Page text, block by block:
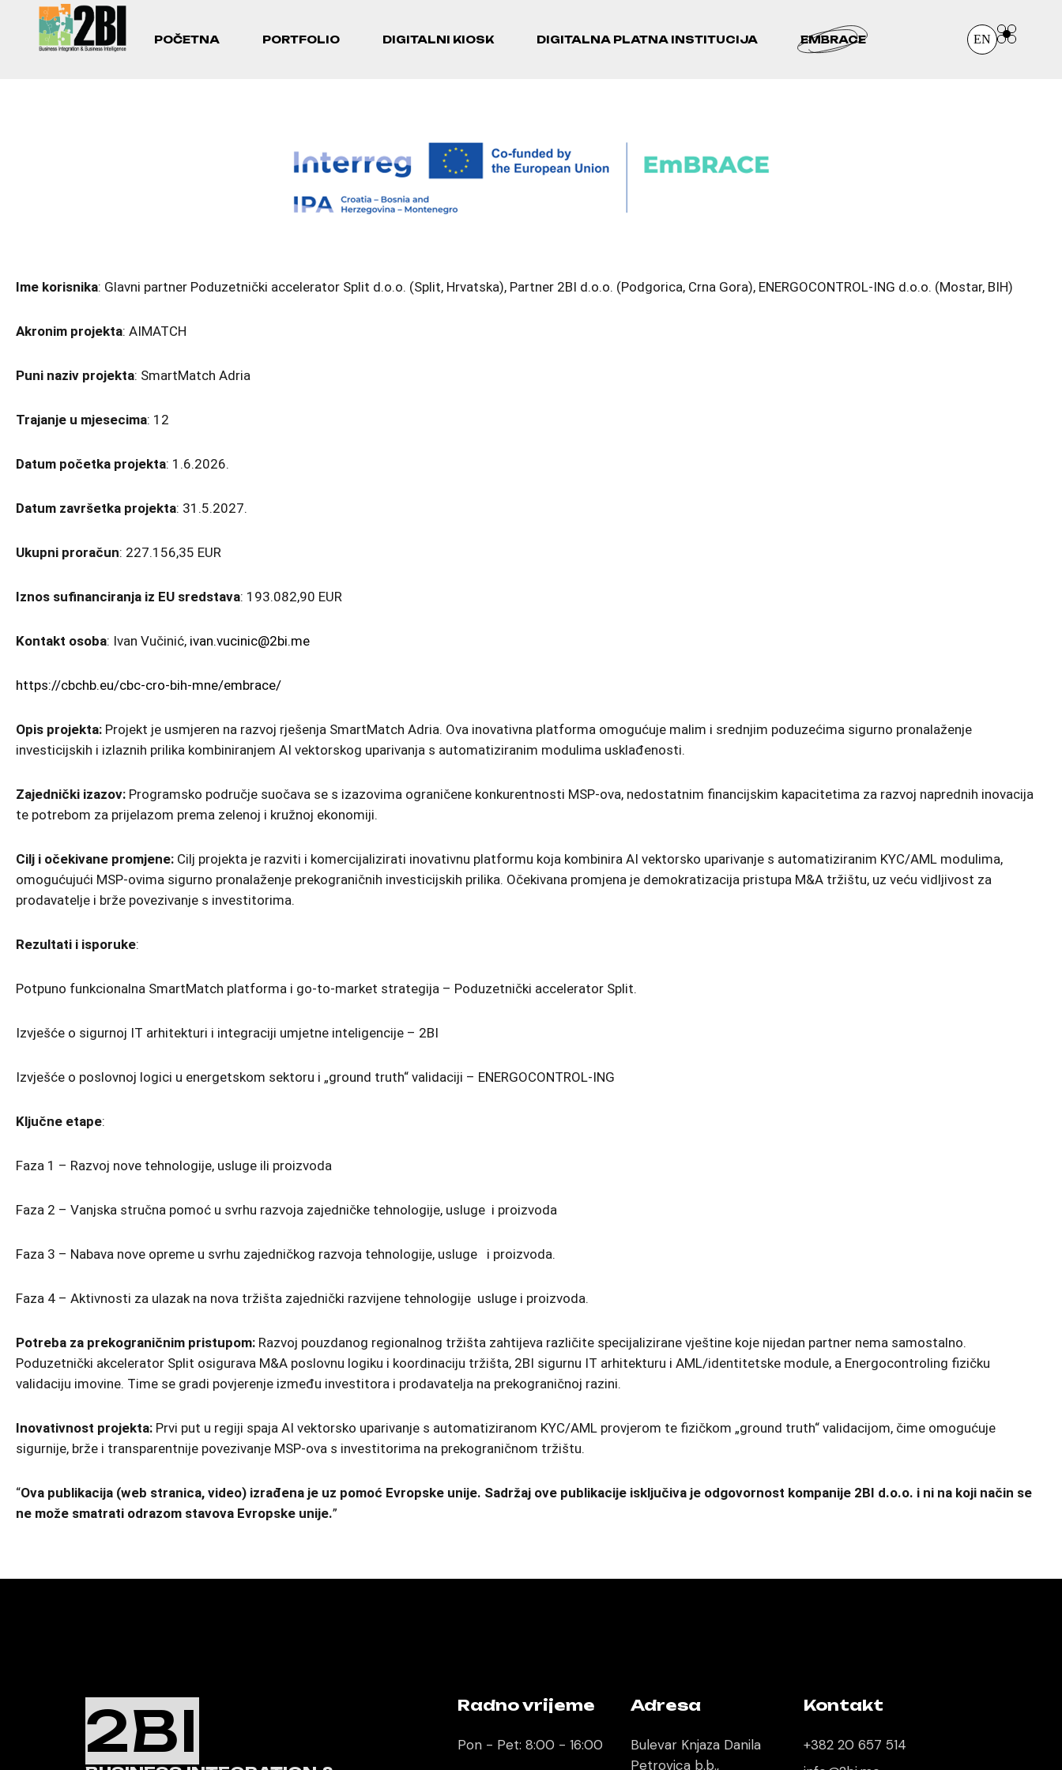
POČETNA
PORTFOLIO DIGITALNI KIOSK DIGITALNA PLATNA INSTITUCIJA EMBRACE EN
Ime korisnika: Glavni partner Poduzetnički accelerator Split d.o.o. (Split, Hrvatska), Partner 2BI d.o.o. (Podgorica, Crna Gora), ENERGOCONTROL-ING d.o.o. (Mostar, BIH)
Akronim projekta: AIMATCH
Puni naziv projekta: SmartMatch Adria
Trajanje u mjesecima: 12
Datum početka projekta: 1.6.2026.
Datum završetka projekta: 31.5.2027.
Ukupni proračun: 227.156,35 EUR
Iznos sufinanciranja iz EU sredstava: 193.082,90 EUR
Kontakt osoba: Ivan Vučinić, ivan.vucinic@2bi.me
https://cbchb.eu/cbc-cro-bih-mne/embrace/
Opis projekta: Projekt je usmjeren na razvoj rješenja SmartMatch Adria. Ova inovativna platforma omogućuje malim i srednjim poduzećima sigurno pronalaženje
investicijskih i izlaznih prilika kombiniranjem AI vektorskog uparivanja s automatiziranim modulima usklađenosti.
Zajednički izazov: Programsko područje suočava se s izazovima ograničene konkurentnosti MSP-ova, nedostatnim financijskim kapacitetima za razvoj naprednih inovacija
te potrebom za prijelazom prema zelenoj i kružnoj ekonomiji.
Cilj i očekivane promjene: Cilj projekta je razviti i komercijalizirati inovativnu platformu koja kombinira AI vektorsko uparivanje s automatiziranim KYC/AML modulima,
omogućujući MSP-ovima sigurno pronalaženje prekograničnih investicijskih prilika. Očekivana promjena je demokratizacija pristupa M&A tržištu, uz veću vidljivost za
prodavatelje i brže povezivanje s investitorima.
Rezultati i isporuke:
Potpuno funkcionalna SmartMatch platforma i go-to-market strategija – Poduzetnički accelerator Split.
Izvješće o sigurnoj IT arhitekturi i integraciji umjetne inteligencije – 2BI
Izvješće o poslovnoj logici u energetskom sektoru i „ground truth“ validaciji – ENERGOCONTROL-ING
Ključne etape:
Faza 1 – Razvoj nove tehnologije, usluge ili proizvoda
Faza 2 – Vanjska stručna pomoć u svrhu razvoja zajedničke tehnologije, usluge i proizvoda
Faza 3 – Nabava nove opreme u svrhu zajedničkog razvoja tehnologije, usluge i proizvoda.
Faza 4 – Aktivnosti za ulazak na nova tržišta zajednički razvijene tehnologije usluge i proizvoda.
Potreba za prekograničnim pristupom: Razvoj pouzdanog regionalnog tržišta zahtijeva različite specijalizirane vještine koje nijedan partner nema samostalno.
Poduzetnički akcelerator Split osigurava M&A poslovnu logiku i koordinaciju tržišta, 2BI sigurnu IT arhitekturu i AML/identitetske module, a Energocontroling fizičku
validaciju imovine. Time se gradi povjerenje između investitora i prodavatelja na prekograničnoj razini.
Inovativnost projekta: Prvi put u regiji spaja AI vektorsko uparivanje s automatiziranom KYC/AML provjerom te fizičkom „ground truth“ validacijom, čime omogućuje
sigurnije, brže i transparentnije povezivanje MSP-ova s investitorima na prekograničnom tržištu.
“Ova publikacija (web stranica, video) izrađena je uz pomoć Evropske unije. Sadržaj ove publikacije isključiva je odgovornost kompanije 2BI d.o.o. i ni na koji način se
ne može smatrati odrazom stavova Evropske unije.”
2BI Radno vrijeme
Pon - Pet: 8:00 - 16:00
Adresa
Bulevar Knjaza Danila
Petrovica b.b.,
Kontakt
+382 20 657 514